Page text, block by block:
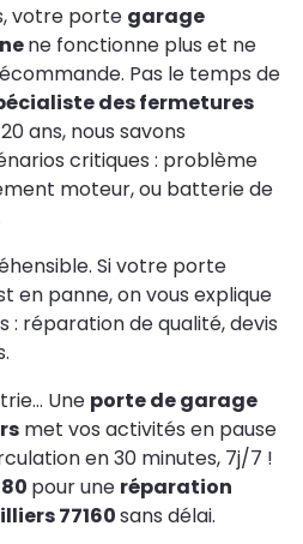
votre porte garage
ne fonctionne plus et ne
Pas le temps de
des fermetures
ans, nous savons
critiques : problème
moteur, ou batterie de
Si votre porte
en panne, on vous explique
: réparation de qualité, devis
Une porte de garage
met vos activités en pause
en 30 minutes, 7j/7 !
pour une réparation
77160sans délai.